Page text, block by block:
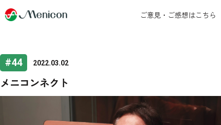
ご意見・ご感想はこちら
#44
メニコンネクト
2022.03.02